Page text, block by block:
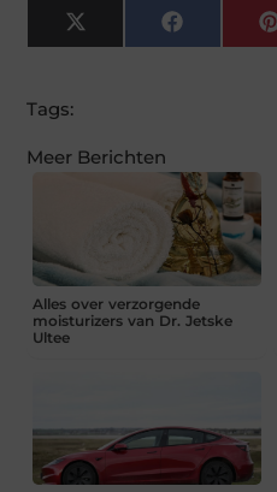
X
(Twitter)
Facebook
Tags:
Meer Berichten
Alles over verzorgende
moisturizers van Dr. Jetske
Ultee